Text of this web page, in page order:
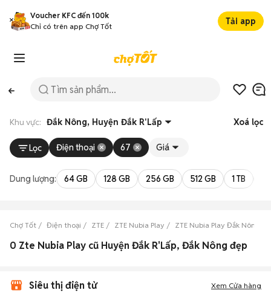
Voucher KFC đến 100k
Chỉ có trên app Chợ Tốt
Tải app
Khu vực: Đắk Nông, Huyện Đắk R'Lấp Xoá lọc
Lọc Điện thoại 67 Giá
Dung lượng: 64 GB 128 GB 256 GB 512 GB 1 TB
Chợ Tốt Điện thoại ZTE ZTE Nubia Play ZTE Nubia Play Đắk Nông
0 Zte Nubia Play cũ Huyện Đắk R'Lấp, Đắk Nông đẹp
Siêu thị điện tử Xem Cửa hàng